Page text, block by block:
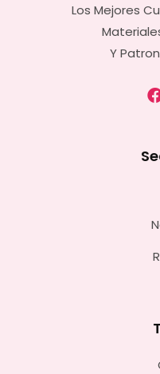
Los Mejores
Y